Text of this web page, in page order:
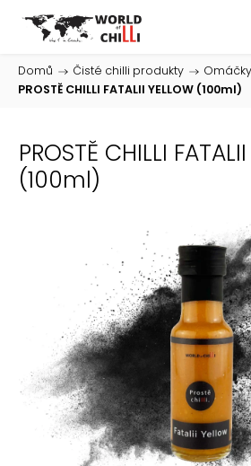
Domů / Čisté chilli produkty / Omáčky
PROSTĚ CHILLI FATALII YELLOW (100ml)
PROSTĚ CHILLI
(100ml)